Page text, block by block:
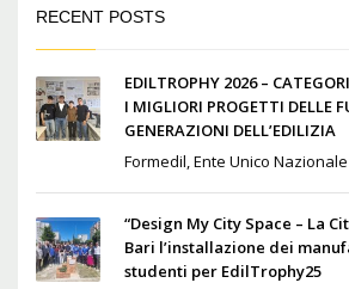
RECENT POSTS
EDILTROPHY 2026 –
I MIGLIORI PROGETTI DELLE
GENERAZIONI DELL’EDILIZIA
Formedil, Ente Unico
“Design My City Space – La
Bari l’installazione dei
studenti per EdilTrophy25